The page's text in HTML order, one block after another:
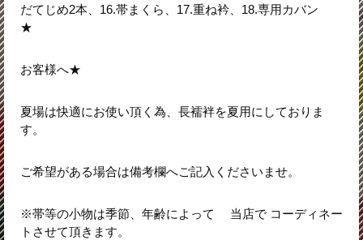
だてじめ2本、16.帯まくら、17.重ね衿、18.専用カバン
★
お客様へ★
夏場は快適にお使い頂く為、長襦袢を夏用にしておりま
す。
ご希望がある場合は備考欄へご記入くださいませ。
※帯等の小物は季節、年齢によって 当店で コーディネー
トさせて頂きます。